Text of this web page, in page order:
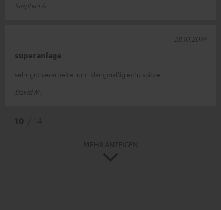
Stephan A.
super anlage
sehr gut verarbeitet und klangmäßig echt spitze
David M.
28.10.2019